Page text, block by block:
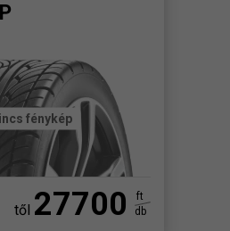
fénykép
től 27700
ft
db